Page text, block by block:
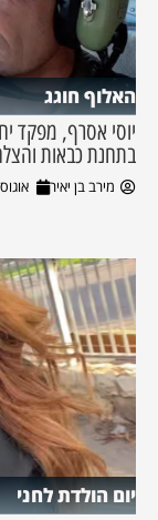
האלוף חוגג
יוסי אסרף, מפקד
בתחנת כבאות
מירב בן יאיר אוגוסט
יום הולדת לחני